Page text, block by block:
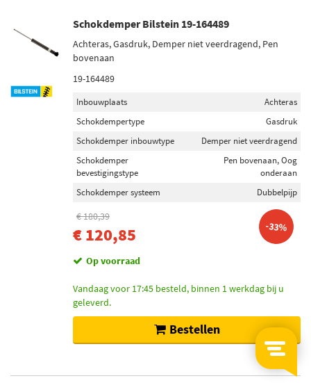
Schokdemper Bilstein 19-164489
Achteras, Gasdruk, Demper niet veerdragend, Pen
bovenaan
19-164489
Inbouwplaats
Achteras
Schokdempertype
Gasdruk
Schokdemper inbouwtype
Demper niet veerdragend
Schokdemper
bevestigingstype
Pen bovenaan, Oog
onderaan
Schokdemper systeem
Dubbelpijp
€ 180,39
€ 120,85 -33%
Op voorraad
Vandaag voor 17:45 besteld, binnen 1 werkdag bij u
geleverd.
Bestellen